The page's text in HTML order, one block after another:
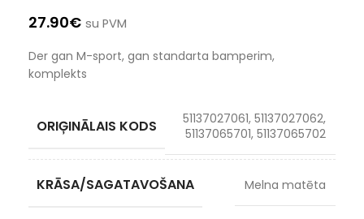
27.90€ su PVM
Der gan M-sport, gan standarta bamperim,
komplekts
ORIĢINĀLAIS KODS
51137027061, 51137027062,
51137065701, 51137065702
KRĀSA/SAGATAVOŠANA Melna matēta